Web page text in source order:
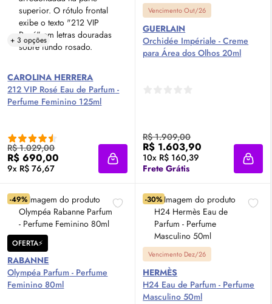
+ 3 opções
CAROLINA HERRERA
212 VIP Rosé Eau de Parfum -
Perfume Feminino 125ml
R$ 1.029,00
R$ 690,00
9x R$ 76,67 Adicionar à sacola
Vencimento Out/26
GUERLAIN
Orchidée Impériale - Creme
para Área dos Olhos 20ml
R$ 1.909,00
R$ 1.603,90
10x R$ 160,39
Frete Grátis
-49%
OFERTA⚡
RABANNE
Olympéa Parfum - Perfume
Feminino 80ml
-30%
Vencimento Dez/26
HERMÈS
H24 Eau de Parfum - Perfume
Masculino 50ml